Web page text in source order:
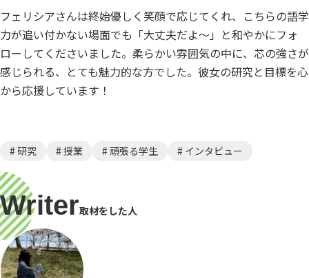
フェリシアさんは終始優しく笑顔で応じてくれ、こちらの語学
力が追い付かない場面でも「大丈夫だよ〜」と和やかにフォ
ローしてくださいました。柔らかい雰囲気の中に、芯の強さが
感じられる、とても魅力的な方でした。彼女の研究と目標を心
から応援しています！
# 研究 # 授業 # 頑張る学生 # インタビュー
Writer取材をした人